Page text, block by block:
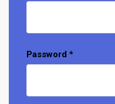
Password *